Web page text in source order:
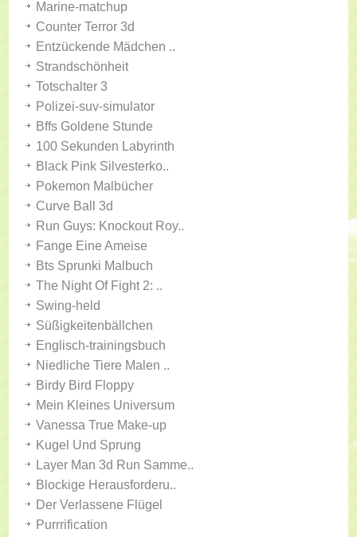
Marine-matchup
Counter Terror 3d
Entzückende Mädchen ..
Strandschönheit
Totschalter 3
Polizei-suv-simulator
Bffs Goldene Stunde
100 Sekunden Labyrinth
Black Pink Silvesterko..
Pokemon Malbücher
Curve Ball 3d
Run Guys: Knockout Roy..
Fange Eine Ameise
Bts Sprunki Malbuch
The Night Of Fight 2: ..
Swing-held
Süßigkeitenbällchen
Englisch-trainingsbuch
Niedliche Tiere Malen ..
Birdy Bird Floppy
Mein Kleines Universum
Vanessa True Make-up
Kugel Und Sprung
Layer Man 3d Run Samme..
Blockige Herausforderu..
Der Verlassene Flügel
Purrrification